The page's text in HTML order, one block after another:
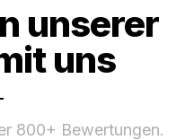
unserer
uns
800+ Bewertungen.